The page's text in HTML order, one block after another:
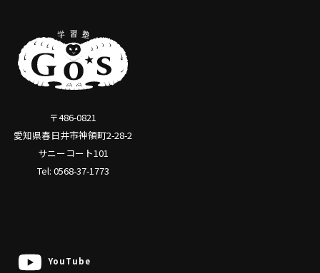
〒486-0821
愛知県春日井市神領町2-28-2
サニーコート101
Tel: 0568-37-1773
YouTube